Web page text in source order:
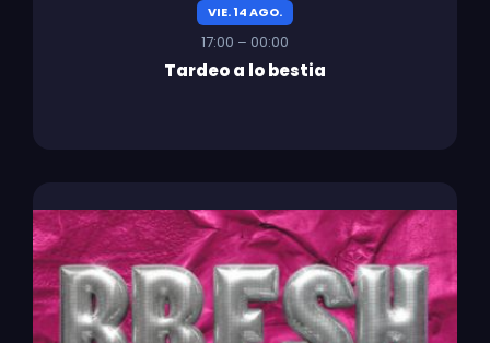
VIE. 14 AGO.
17:00 – 00:00
Tardeo a lo bestia